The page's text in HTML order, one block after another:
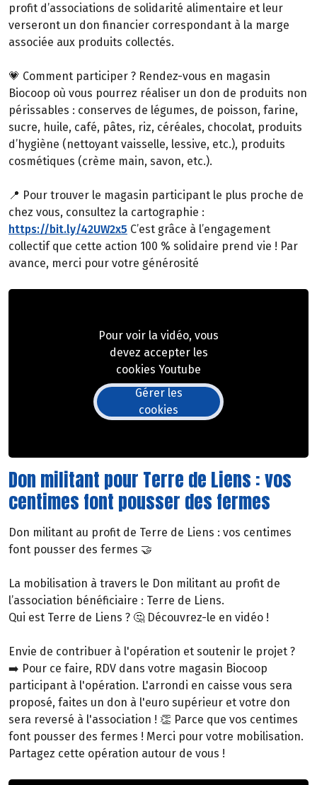
profit d’associations de solidarité alimentaire et leur
verseront un don financier correspondant à la marge
associée aux produits collectés.
💗 Comment participer ? Rendez-vous en magasin
Biocoop où vous pourrez réaliser un don de produits non
périssables : conserves de légumes, de poisson, farine,
sucre, huile, café, pâtes, riz, céréales, chocolat, produits
d’hygiène (nettoyant vaisselle, lessive, etc.), produits
cosmétiques (crème main, savon, etc.).
📍 Pour trouver le magasin participant le plus proche de
chez vous, consultez la cartographie :
https://bit.ly/42UW2x5 C’est grâce à l’engagement
collectif que cette action 100 % solidaire prend vie ! Par
avance, merci pour votre générosité
Pour voir la vidéo, vous
devez accepter les
cookies Youtube
Gérer les
cookies
Don militant pour Terre de Liens : vos
centimes font pousser des fermes
Don militant au profit de Terre de Liens : vos centimes
font pousser des fermes 🤝
La mobilisation à travers le Don militant au profit de
l’association bénéficiaire : Terre de Liens.
Qui est Terre de Liens ? 🤔 Découvrez-le en vidéo !
Envie de contribuer à l'opération et soutenir le projet ?
➡️ Pour ce faire, RDV dans votre magasin Biocoop
participant à l'opération. L'arrondi en caisse vous sera
proposé, faites un don à l'euro supérieur et votre don
sera reversé à l'association ! 👏 Parce que vos centimes
font pousser des fermes ! Merci pour votre mobilisation.
Partagez cette opération autour de vous !